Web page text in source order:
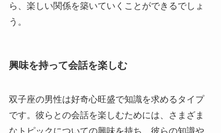
ら、楽しい関係を築いていくことができるでしょ
う。
興味を持って会話を楽しむ
双子座の男性は好奇心旺盛で知識を求めるタイプ
です。彼らとの会話を楽しむためには、さまざま